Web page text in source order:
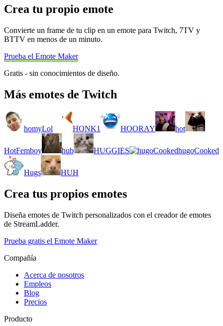
Crea tu propio emote
Convierte un frame de tu clip en un emote para Twitch, 7TV y
BTTV en menos de un minuto.
Prueba el Emote Maker
Gratis - sin conocimientos de diseño.
Más emotes de Twitch
homyLol HONK1 HOORAY hot
HotFemboy hub HUGGIES hugoCooked
Hugs HUH
Crea tus propios emotes
Diseña emotes de Twitch personalizados con el creador de emotes
de StreamLadder.
Prueba gratis el Emote Maker
Compañía
Acerca de nosotros
Empleos
Blog
Precios
Producto